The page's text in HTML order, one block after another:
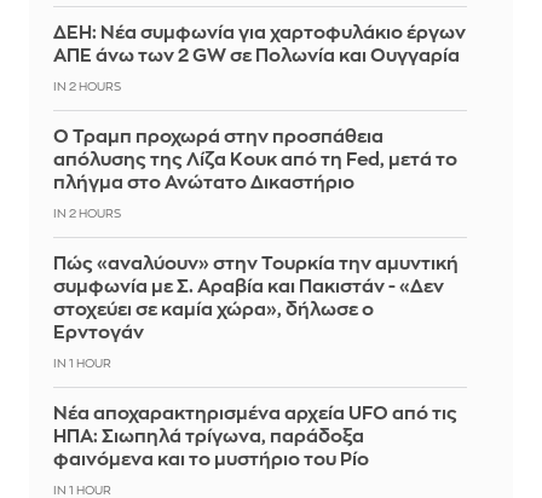
ΔΕΗ: Νέα συμφωνία για χαρτοφυλάκιο έργων
ΑΠΕ άνω των 2 GW σε Πολωνία και Ουγγαρία
IN 2 HOURS
Ο Τραμπ προχωρά στην προσπάθεια
απόλυσης της Λίζα Κουκ από τη Fed, μετά το
πλήγμα στο Ανώτατο Δικαστήριο
IN 2 HOURS
Πώς «αναλύουν» στην Τουρκία την αμυντική
συμφωνία με Σ. Αραβία και Πακιστάν - «Δεν
στοχεύει σε καμία χώρα», δήλωσε ο
Ερντογάν
IN 1 HOUR
Νέα αποχαρακτηρισμένα αρχεία UFO από τις
ΗΠΑ: Σιωπηλά τρίγωνα, παράδοξα
φαινόμενα και το μυστήριο του Ρίο
IN 1 HOUR